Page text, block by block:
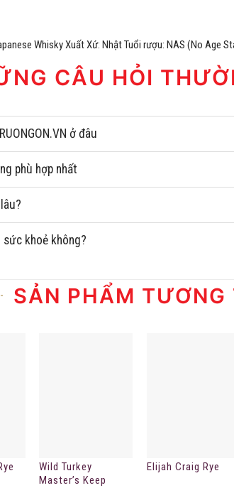
Whisky Xuất Xứ: Nhật Tuổi rượu: NAS (No Age
CÂU HỎI
ở đâu
phù hợp nhất
khoẻ không?
SẢN PHẨM TƯƠNG
Wild Turkey
Master’s Keep
Elijah Craig Rye